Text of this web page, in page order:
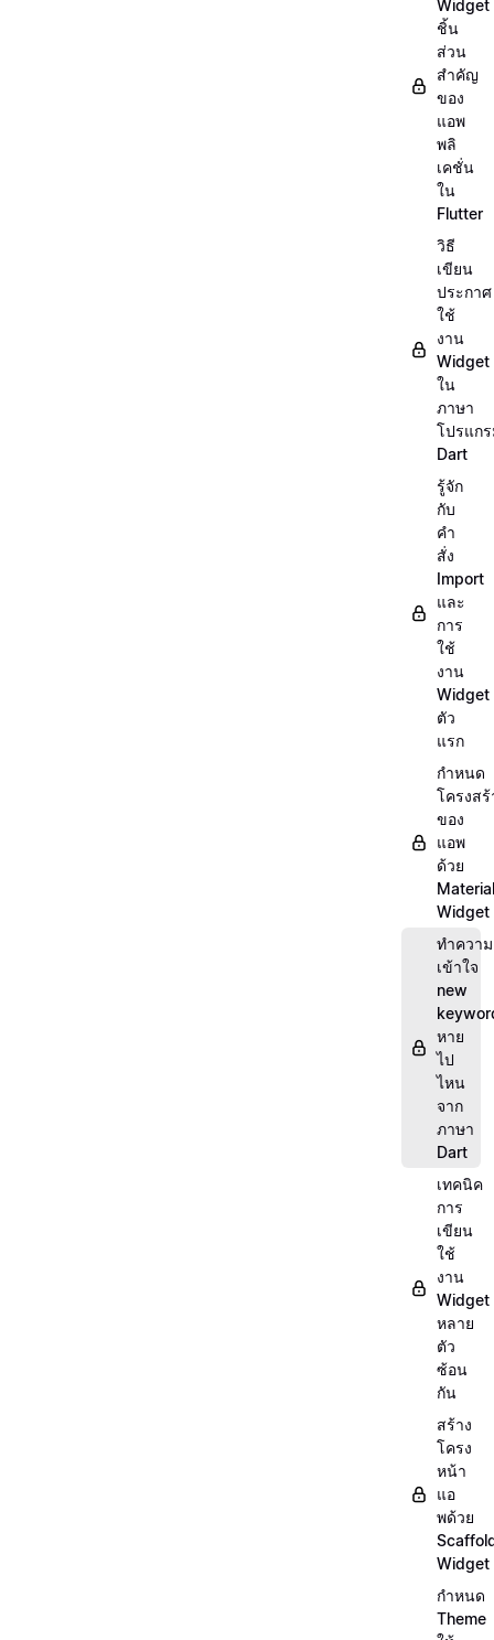
Widget
ชิ้น
ส่วน
สำคัญ
ของ
แอพ
พลิ
เคชั่น
ใน
Flutter
วิธี
เขียน
ประกาศ
ใช้
งาน
Widget
ใน
ภาษา
โปรแก
Dart
รู้จัก
กับ
คำ
สั่ง
Import
และ
การ
ใช้
งาน
Widget
ตัว
แรก
กำหนด
โครงสร้
ของ
แอพ
ด้วย
Widget
ทำความ
เข้าใจ
new
หาย
ไป
ไหน
จาก
ภาษา
Dart
เทคนิค
การ
เขียน
ใช้
งาน
Widget
หลาย
ตัว
ซ้อน
กัน
สร้าง
โครง
หน้า
แอ
พด้วย
Widget
กำหนด
Theme